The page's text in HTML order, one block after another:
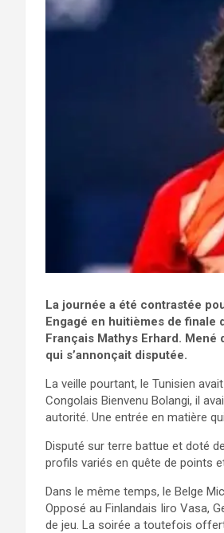
La journée a été contrastée
Engagé en huitièmes de finale
Français Mathys Erhard.
qui s’annonçait disputée.
La veille pourtant, le Tunisien
Congolais Bienvenu Bolangi, il
autorité. Une entrée en matière
Disputé sur terre battue et doté
profils variés en quête de points
Dans le même temps, le Belge
Opposé au Finlandais Iiro Vasa,
de jeu. La soirée a toutefois